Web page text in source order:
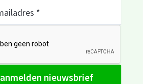
aanmelden nieuwsbrief